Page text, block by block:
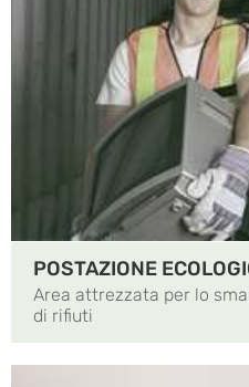
POSTAZIONE
Area attrezzata per lo
di rifiuti